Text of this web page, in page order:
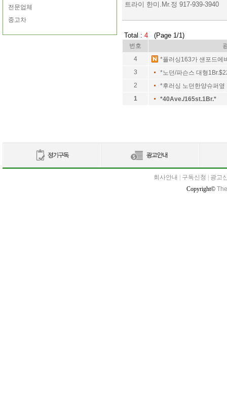
전문업체
중고차
트라이 한미.Mr.정 917-939-3940
Total : 4 (Page 1/1)
번호
4
*플러싱163가 샌포드에
3
*노던/파슨스 대형
2
*후러싱 노던한양슈퍼옆
1
*40Ave./165st.1Br.*
회사안내 구독신청
광고
Copyright©